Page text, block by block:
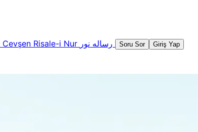
Cevşen Risale-i Nur Soru Sor Giriş Yap